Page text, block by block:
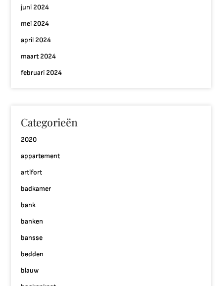
juni 2024
mei 2024
april 2024
maart 2024
februari 2024
Categorieën
2020
appartement
artifort
badkamer
bank
banken
bansse
bedden
blauw